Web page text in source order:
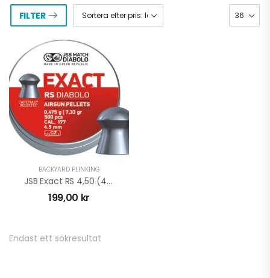
FILTER
BACKYARD PLINKING
JSB Exact RS 4,50 (4,52)mm 0,475G 500
199,00 kr
Endast ett sökresultat